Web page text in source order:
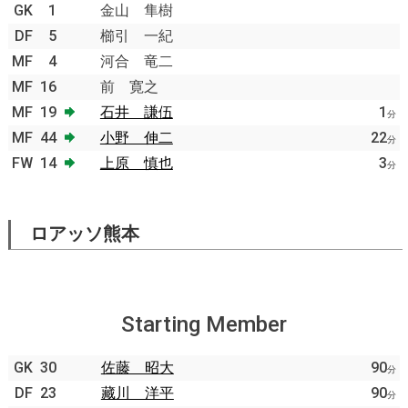
GK 1
金山 隼樹
DF
5
櫛引 一紀
MF
4
河合 竜二
MF 16
前 寛之
MF 19 石井 謙伍 1 分
MF 44 小野 伸二 22分
FW 14 上原 慎也 3分
ロアッソ熊本
Starting Member
GK 30 佐藤 昭大 90分
DF 23 藏川 洋平 90分